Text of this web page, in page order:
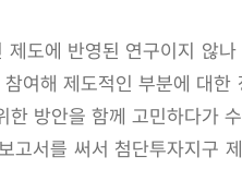
도에 반영된 연구이지 않
여해 제도적인 부분에 대
방안을 함께 고민하다가
서를 써서 첨단투자지구